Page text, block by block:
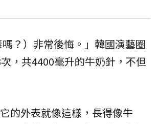
？）非常後悔。」韓國演藝圈
，共4400毫升的牛奶針，不但
的外表就像這樣，長得像牛